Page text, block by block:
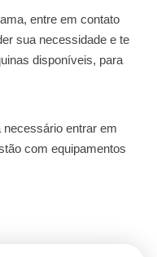
entre em contato
sua necessidade e te
disponíveis, para
entrar em
com equipamentos